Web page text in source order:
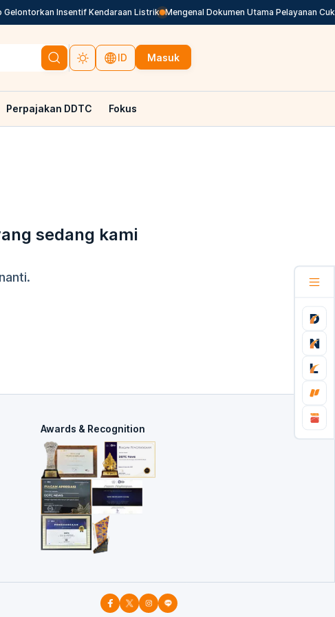
Insentif Kendaraan Listrik Mengenal Dokumen Utama Pelayanan Cukai
ID Masuk
Perpajakan DDTC Fokus
sedang kami
Awards & Recognition